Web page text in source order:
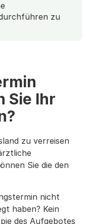
zu
Sie Ihr
zu verreisen
Sie die den
nicht
haben? Kein
des Aufgebotes